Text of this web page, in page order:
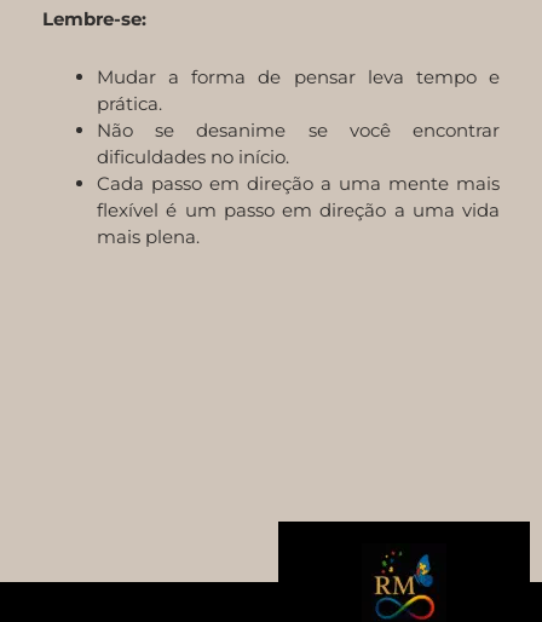
Lembre-se:
Mudar a forma de pensar leva tempo e
prática.
Não se desanime se você encontrar
dificuldades no início.
Cada passo em direção a uma mente mais
flexível é um passo em direção a uma vida
mais plena.